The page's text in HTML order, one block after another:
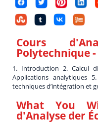
Cours
Polytechnique
1. Introduction 2. Calcul
Applications analytiques
techniques d’intégration et
What You
d'Analyse der